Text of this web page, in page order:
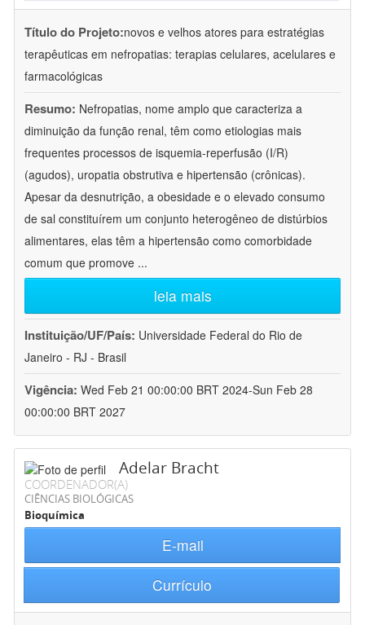
Título do Projeto:novos e velhos atores para estratégias
terapêuticas em nefropatias: terapias celulares, acelulares e
farmacológicas
Resumo: Nefropatias, nome amplo que caracteriza a
diminuição da função renal, têm como etiologias mais
frequentes processos de isquemia-reperfusão (I/R)
(agudos), uropatia obstrutiva e hipertensão (crônicas).
Apesar da desnutrição, a obesidade e o elevado consumo
de sal constituírem um conjunto heterogêneo de distúrbios
alimentares, elas têm a hipertensão como comorbidade
comum que promove ...
leia mais
Instituição/UF/País: Universidade Federal do Rio de
Janeiro - RJ - Brasil
Vigência: Wed Feb 21 00:00:00 BRT 2024-Sun Feb 28
00:00:00 BRT 2027
Adelar Bracht
COORDENADOR(A)
CIÊNCIAS BIOLÓGICAS
Bioquímica
E-mail
Currículo